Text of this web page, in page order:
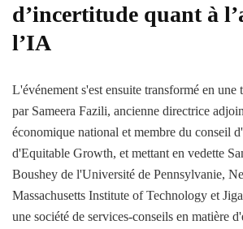
d’incertitude quant à
l’IA
L'événement s'est ensuite transformé en une
par Sameera Fazili, ancienne directrice
économique national et membre du conseil
d'Equitable Growth, et mettant en vedette
Boushey de l'Université de Pennsylvanie,
Massachusetts Institute of Technology et
une société de services-conseils en matière